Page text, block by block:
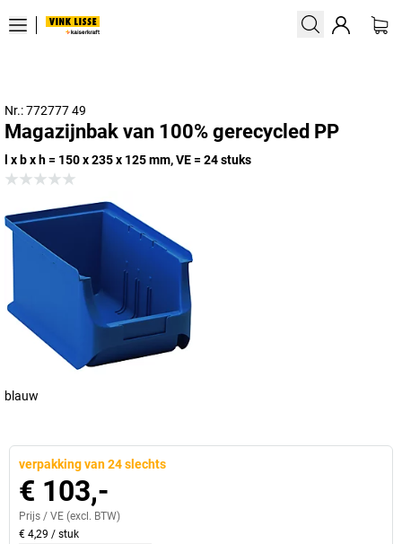
Nr.: 772777 49
Magazijnbak van 100% gerecycled PP
l x b x h = 150 x 235 x 125 mm, VE = 24 stuks
blauw
verpakking van 24 slechts
€ 103,-
Prijs / VE (excl. BTW)
€ 4,29 / stuk